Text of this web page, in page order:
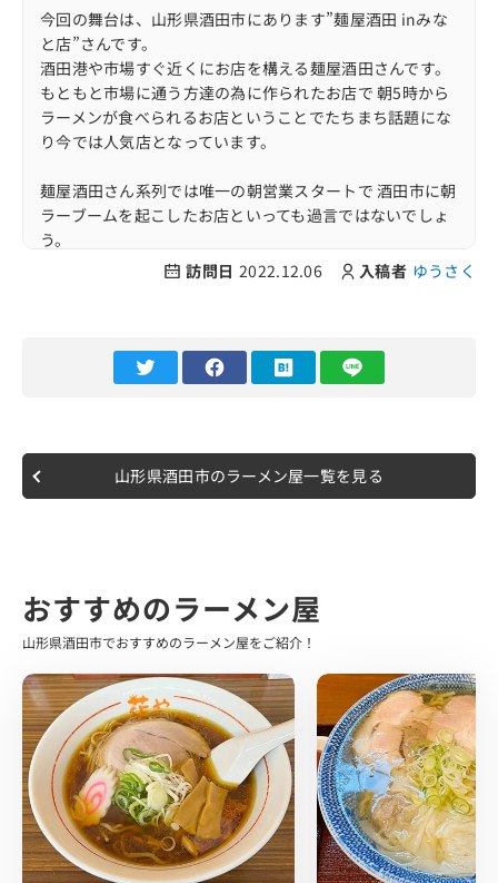
今回の舞台は、山形県酒田市にあります”麺屋酒田 inみな
と店”さんです。
酒田港や市場すぐ近くにお店を構える麺屋酒田さんです。
もともと市場に通う方達の為に作られたお店で 朝5時から
ラーメンが食べられるお店ということでたちまち話題にな
り今では人気店となっています。
麺屋酒田さん系列では唯一の朝営業スタートで 酒田市に朝
ラーブームを起こしたお店といっても過言ではないでしょ
う。
好きの間でも有名です。
待ちなしで入店でき、食券機で食券を購入テーブル席へ着
席しました。
としながらも食堂の雰囲気漂い1人でも来やすいような空
間でした。
ラーメンを注文した時に感じたのは 朝ラーメンはワンコイ
ン500円で食べられるのが凄いなと感じました。
今回は小盛ですが、それも400円…
このご時世に破格の値段ですよね。
10分もしないうちにラーメン登場です。
大きい海苔が覆われた琥珀色の綺麗なスープ、 さらに別レ
ンゲで背脂が一緒に添えられていました。
背脂のレンゲをスープに浸し、早速1口、いただいてみま
訪問日 2022.12.06 入稿者 ゆうさく
山形県酒田市のラーメン屋一覧を見る
おすすめのラーメン屋
山形県酒田市でおすすめのラーメン屋をご紹介！